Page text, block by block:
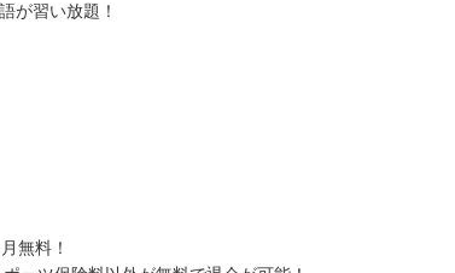
が習い放題！
無料！